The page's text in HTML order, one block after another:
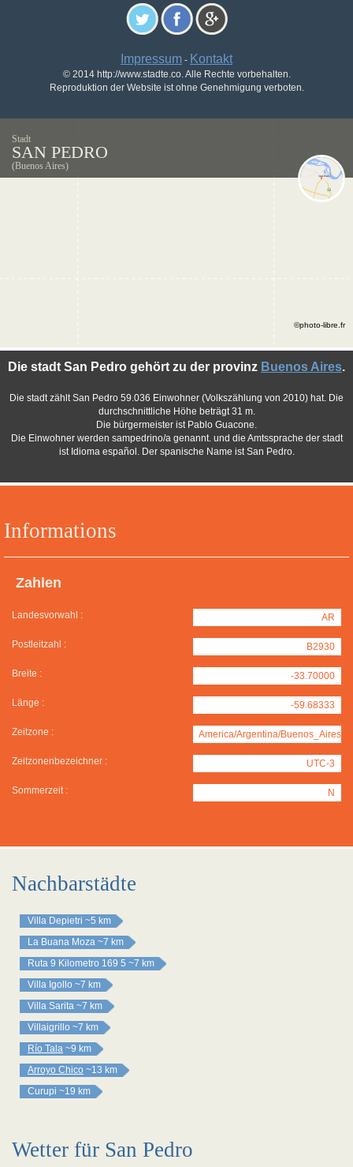
Impressum - Kontakt
© 2014 http://www.stadte.co. Alle Rechte vorbehalten.
Reproduktion der Website ist ohne Genehmigung verboten.
Stadt
SAN PEDRO
(Buenos Aires)
Informations
Zahlen
Landesvorwahl : AR
Postleitzahl : B2930
Breite : -33.70000
Länge : -59.68333
Zeitzone : America/Argentina/Buenos_Aires
Zeitzonenbezeichner : UTC-3
Sommerzeit : N
Die stadt San Pedro gehört zu der provinz Buenos Aires.
Die stadt zählt San Pedro 59.036 Einwohner (Volkszählung von 2010) hat. Die
durchschnittliche Höhe beträgt 31 m.
Die bürgermeister ist Pablo Guacone.
Die Einwohner werden sampedrino/a genannt. und die Amtssprache der stadt
ist Idioma español. Der spanische Name ist San Pedro.
©photo-libre.fr
Nachbarstädte
Villa Depietri ~5 km
La Buana Moza ~7 km
Ruta 9 Kilometro 169 5 ~7 km
Villa Igollo ~7 km
Villa Sarita ~7 km
Villaigrillo ~7 km
Río Tala ~9 km
Arroyo Chico ~13 km
Curupi ~19 km
Wetter für San Pedro